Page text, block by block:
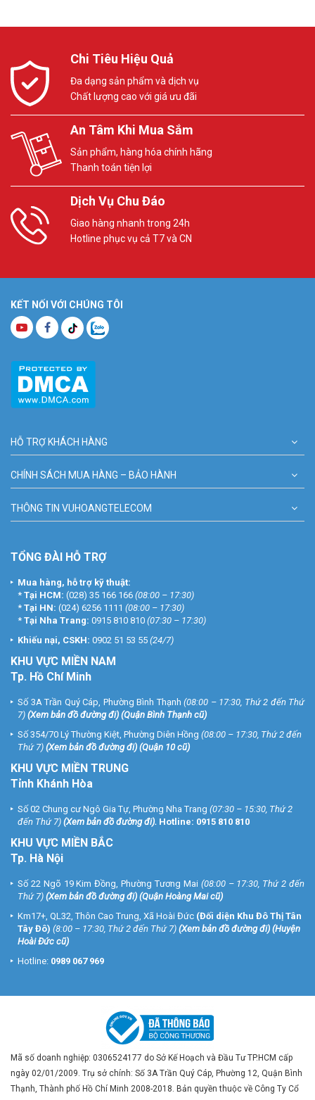
Chi Tiêu Hiệu Quả
Đa dạng sản phẩm và dịch vụ
Chất lượng cao với giá ưu đãi
An Tâm Khi Mua Sắm
Sản phẩm, hàng hóa chính hãng
Thanh toán tiện lợi
Dịch Vụ Chu Đáo
Giao hàng nhanh trong 24h
Hotline phục vụ cả T7 và CN
KẾT NỐI VỚI CHÚNG TÔI
HỖ TRỢ KHÁCH HÀNG
CHÍNH SÁCH MUA HÀNG – BẢO HÀNH
THÔNG TIN VUHOANGTELECOM
TỔNG ĐÀI HỖ TRỢ
Mua hàng, hỗ trợ kỹ thuật:
* Tại HCM: (028) 35 166 166 (08:00 – 17:30)
* Tại HN: (024) 6256 1111 (08:00 – 17:30)
* Tại Nha Trang: 0915 810 810 (07:30 – 17:30)
Khiếu nại, CSKH: 0902 51 53 55 (24/7)
KHU VỰC MIỀN NAM
Tp. Hồ Chí Minh
Số 3A Trần Quý Cáp, Phường Bình Thạnh (08:00 – 17:30, Thứ 2 đến Thứ
7) (Xem bản đồ đường đi) (Quận Bình Thạnh cũ)
Số 354/70 Lý Thường Kiệt, Phường Diên Hồng (08:00 – 17:30, Thứ 2 đến
Thứ 7) (Xem bản đồ đường đi) (Quận 10 cũ)
KHU VỰC MIỀN TRUNG
Tỉnh Khánh Hòa
Số 02 Chung cư Ngô Gia Tự, Phường Nha Trang (07:30 – 15:30, Thứ 2
đến Thứ 7) (Xem bản đồ đường đi). Hotline: 0915 810 810
KHU VỰC MIỀN BẮC
Tp. Hà Nội
Số 22 Ngõ 19 Kim Đồng, Phường Tương Mai (08:00 – 17:30, Thứ 2 đến
Thứ 7) (Xem bản đồ đường đi) (Quận Hoàng Mai cũ)
Km17+, QL32, Thôn Cao Trung, Xã Hoài Đức (Đối diện Khu Đô Thị Tân
Tây Đô) (8:00 – 17:30, Thứ 2 đến Thứ 7) (Xem bản đồ đường đi) (Huyện
Hoài Đức cũ)
Hotline: 0989 067 969
Mã số doanh nghiệp: 0306524177 do Sở Kế Hoạch và Đầu Tư TP.HCM cấp
ngày 02/01/2009. Trụ sở chính: Số 3A Trần Quý Cáp, Phường 12, Quận Bình
Thạnh, Thành phố Hồ Chí Minh 2008-2018. Bản quyền thuộc về Công Ty Cổ